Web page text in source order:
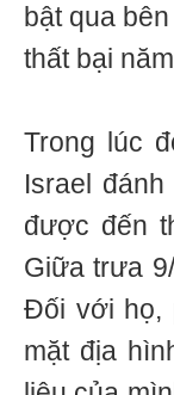
bật qua
thất bại
Trong lúc
Israel
được đến
Giữa trưa
Đối với họ,
mặt địa